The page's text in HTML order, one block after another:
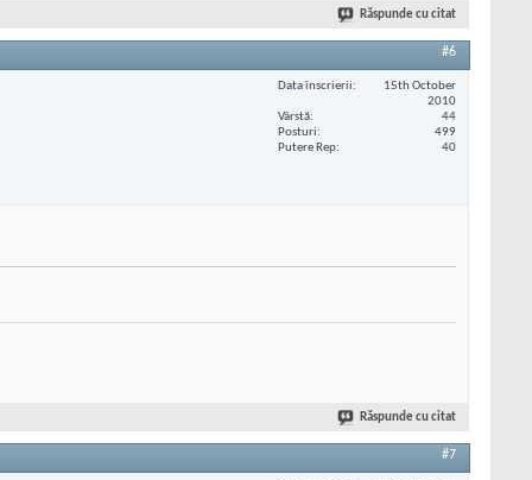
Răspunde cu citat
#6
Data înscrierii
15th October
2010
Vârstă
44
Posturi
499
Putere Rep
40
Răspunde cu citat
#7